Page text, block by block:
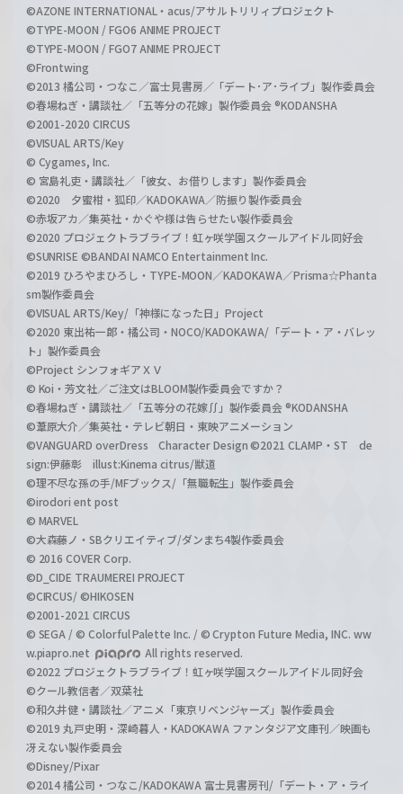
©AZONE INTERNATIONAL・acus/アサルトリリィプロジェクト
©TYPE-MOON / FGO6 ANIME PROJECT
©TYPE-MOON / FGO7 ANIME PROJECT
©Frontwing
©2013 橘公司・つなこ／富士見書房／「デート･ア･ライブ」製作委員会
©春場ねぎ・講談社／「五等分の花嫁」製作委員会 ®KODANSHA
©2001-2020 CIRCUS
©VISUAL ARTS/Key
© Cygames, Inc.
© 宮島礼吏・講談社／「彼女、お借りします」製作委員会
©2020 夕蜜柑・狐印／KADOKAWA／防振り製作委員会
©赤坂アカ／集英社・かぐや様は告らせたい製作委員会
©2020 プロジェクトラブライブ！虹ヶ咲学園スクールアイドル同好会
©SUNRISE ©BANDAI NAMCO Entertainment Inc.
©2019 ひろやまひろし・TYPE-MOON／KADOKAWA／Prisma☆Phanta
sm製作委員会
©VISUAL ARTS/Key/「神様になった日」Project
©2020 東出祐一郎・橘公司・NOCO/KADOKAWA/「デート・ア・バレッ
ト」製作委員会
©Project シンフォギアＸＶ
© Koi・芳文社／ご注文はBLOOM製作委員会ですか？
©春場ねぎ・講談社／「五等分の花嫁∬」製作委員会 ®KODANSHA
©葦原大介／集英社・テレビ朝日・東映アニメーション
©VANGUARD overDress Character Design ©2021 CLAMP・ST de
sign:伊藤彰 illust:Kinema citrus/獣道
©理不尽な孫の手/MFブックス/「無職転生」製作委員会
©irodori ent post
© MARVEL
©大森藤ノ・SBクリエイティブ/ダンまち4製作委員会
© 2016 COVER Corp.
©D_CIDE TRAUMEREI PROJECT
©CIRCUS/ ©HIKOSEN
©2001-2021 CIRCUS
© SEGA / © Colorful Palette Inc. / © Crypton Future Media, INC. ww
w.piapro.net
All rights reserved.
©2022 プロジェクトラブライブ！虹ヶ咲学園スクールアイドル同好会
©クール教信者／双葉社
©和久井健・講談社／アニメ「東京リベンジャーズ」製作委員会
©2019 丸戸史明・深崎暮人・KADOKAWA ファンタジア文庫刊／映画も
冴えない製作委員会
©Disney/Pixar
©2014 橘公司・つなこ/KADOKAWA 富士見書房刊/「デート・ア・ライ